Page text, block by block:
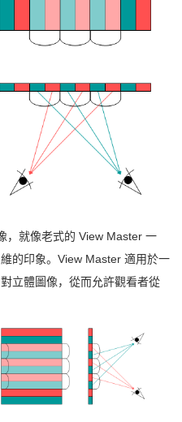
，就像老式的 View Master 一
的印象。View Master 適用於一
立體圖像，從而允許觀看者從